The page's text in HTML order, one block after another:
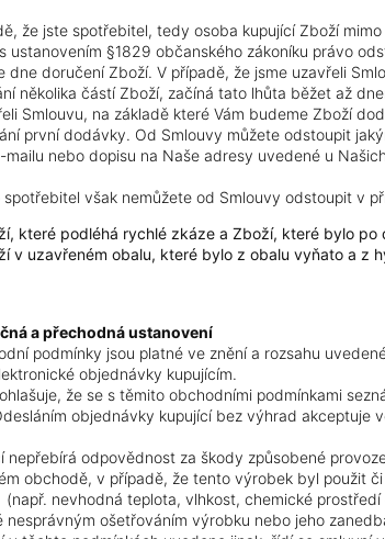
že jste spotřebitel, tedy osoba kupující Zboží
ustanovením §1829 občanského zákoníku právo
dne doručení Zboží. V případě, že jsme uzavřeli
několika částí Zboží, začíná tato lhůta běžet až
Smlouvu, na základě které Vám budeme Zboží
první dodávky. Od Smlouvy můžete odstoupit
mailu nebo dopisu na Naše adresy uvedené u
spotřebitel však nemůžete od Smlouvy odstoupit v
které podléhá rychlé zkáze a Zboží, které bylo po
v uzavřeném obalu, které bylo z obalu vyňato a z
a přechodná ustanovení
podmínky jsou platné ve znění a rozsahu
objednávky kupujícím.
že se s těmito obchodními podmínkami
objednávky kupující bez výhrad akceptuje
nepřebírá odpovědnost za škody způsobené
obchodě, v případě, že tento výrobek byl použit
nevhodná teplota, vlhkost, chemické
nesprávným ošetřováním výrobku nebo jeho